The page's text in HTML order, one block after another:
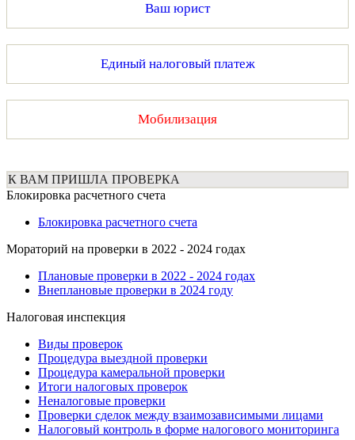
Ваш юрист
Единый налоговый платеж
Мобилизация
К ВАМ ПРИШЛА ПРОВЕРКА
Блокировка расчетного счета
Блокировка расчетного счета
Мораторий на проверки в 2022 - 2024 годах
Плановые проверки в 2022 - 2024 годах
Внеплановые проверки в 2024 году
Налоговая инспекция
Виды проверок
Процедура выездной проверки
Процедура камеральной проверки
Итоги налоговых проверок
Неналоговые проверки
Проверки сделок между взаимозависимыми лицами
Налоговый контроль в форме налогового мониторинга